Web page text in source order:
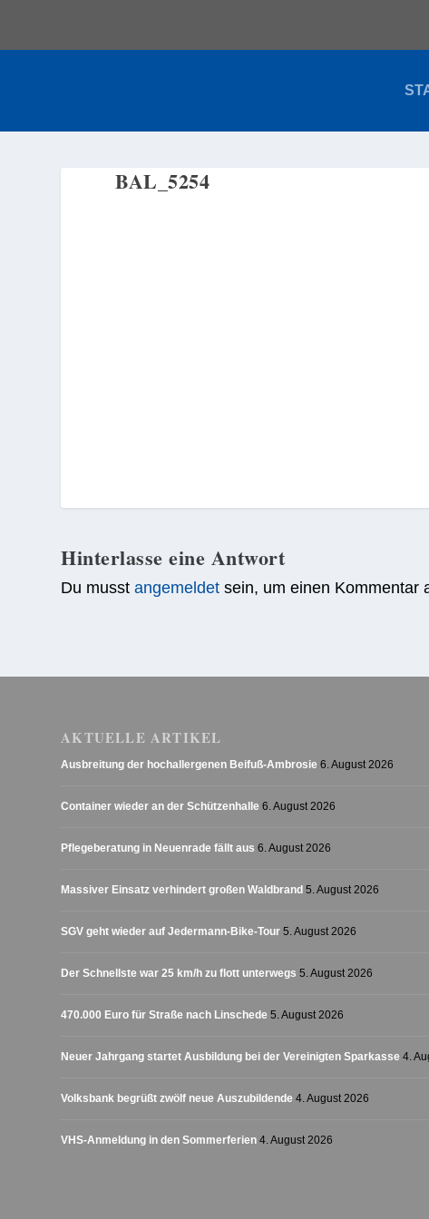
BAL_5254
Hinterlasse eine Antwort
Du musstangemeldet sein, um einen Kommentar
AKTUELLE ARTIKEL
Ausbreitung der hochallergenen Beifuß-Ambrosie 6. August 2026
Container wieder an der Schützenhalle 6. August 2026
Pflegeberatung in Neuenrade fällt aus 6. August 2026
Massiver Einsatz verhindert großen Waldbrand 5. August 2026
SGV geht wieder auf Jedermann-Bike-Tour 5. August 2026
Der Schnellste war 25 km/h zu flott unterwegs 5. August 2026
470.000 Euro für Straße nach Linschede 5. August 2026
Neuer Jahrgang startet Ausbildung bei der Vereinigten Sparkasse 4.
Volksbank begrüßt zwölf neue Auszubildende 4. August 2026
VHS-Anmeldung in den Sommerferien 4. August 2026